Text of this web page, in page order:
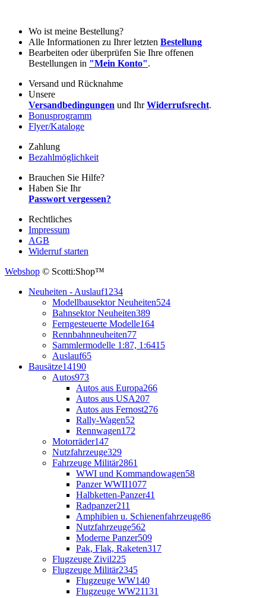
Wo ist meine Bestellung?
Alle Informationen zu Ihrer letzten Bestellung
Bearbeiten oder überprüfen Sie Ihre offenen
Bestellungen in "Mein Konto".
Versand und Rücknahme
Unsere
Versandbedingungen und IhrWiderrufsrecht.
Bonusprogramm
Flyer/Kataloge
Zahlung
Bezahlmöglichkeit
Brauchen Sie Hilfe?
Haben Sie Ihr
Passwort vergessen?
Rechtliches
Impressum
AGB
Widerruf starten
Webshop © Scotti:Shop™
Neuheiten - Auslauf1234
Modellbausektor Neuheiten524
Bahnsektor Neuheiten389
Ferngesteuerte Modelle164
Rennbahnneuheiten77
Sammlermodelle 1:87, 1:6415
Auslauf65
Bausätze14190
Autos973
Autos aus Europa266
Autos aus USA207
Autos aus Fernost276
Rally-Wagen52
Rennwagen172
Motorräder147
Nutzfahrzeuge329
Fahrzeuge Militär2861
WWI und Kommandowagen58
Panzer WWII1077
Halbketten-Panzer41
Radpanzer211
Amphibien u. Schienenfahrzeuge86
Nutzfahrzeuge562
Moderne Panzer509
Pak, Flak, Raketen317
Flugzeuge Zivil225
Flugzeuge Militär2345
Flugzeuge WW140
Flugzeuge WW21131